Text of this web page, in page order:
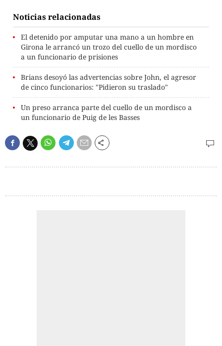
Noticias relacionadas
El detenido por amputar una mano a un hombre en
Girona le arrancó un trozo del cuello de un mordisco
a un funcionario de prisiones
Brians desoyó las advertencias sobre John, el agresor
de cinco funcionarios: "Pidieron su traslado"
Un preso arranca parte del cuello de un mordisco a
un funcionario de Puig de les Basses